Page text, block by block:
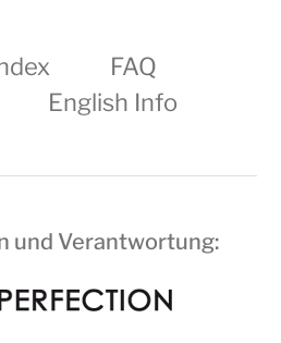
FAQ
English Info
und Verantwortung: